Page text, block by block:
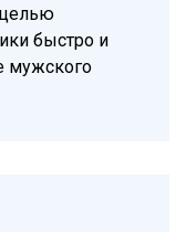
быстро и
мужского